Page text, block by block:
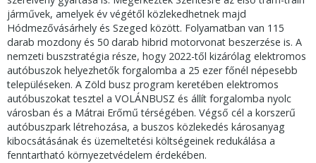
járművek, amelyek év végétől közlekedhetnek majd
Hódmezővásárhely és Szeged között. Folyamatban van 115
darab mozdony és 50 darab hibrid motorvonat beszerzése is. A
nemzeti buszstratégia része, hogy 2022-től kizárólag elektromos
autóbuszok helyezhetők forgalomba a 25 ezer főnél népesebb
településeken. A Zöld busz program keretében elektromos
autóbuszokat tesztel a VOLÁNBUSZ és állít forgalomba nyolc
városban és a Mátrai Erőmű térségében. Végső cél a korszerű
autóbuszpark létrehozása, a buszos közlekedés károsanyag
kibocsátásának és üzemeltetési költségeinek redukálása a
fenntartható környezetvédelem érdekében.